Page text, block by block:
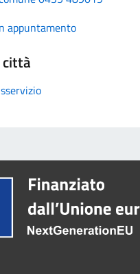
appuntamento
città